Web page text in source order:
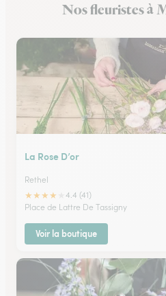
Fleuristes à Signy-le-Petit
Nos fleuristes à
La Rose D’or
Rethel
★★★★
4.4 (41)
Place de Lattre De Tassigny
Voir la boutique